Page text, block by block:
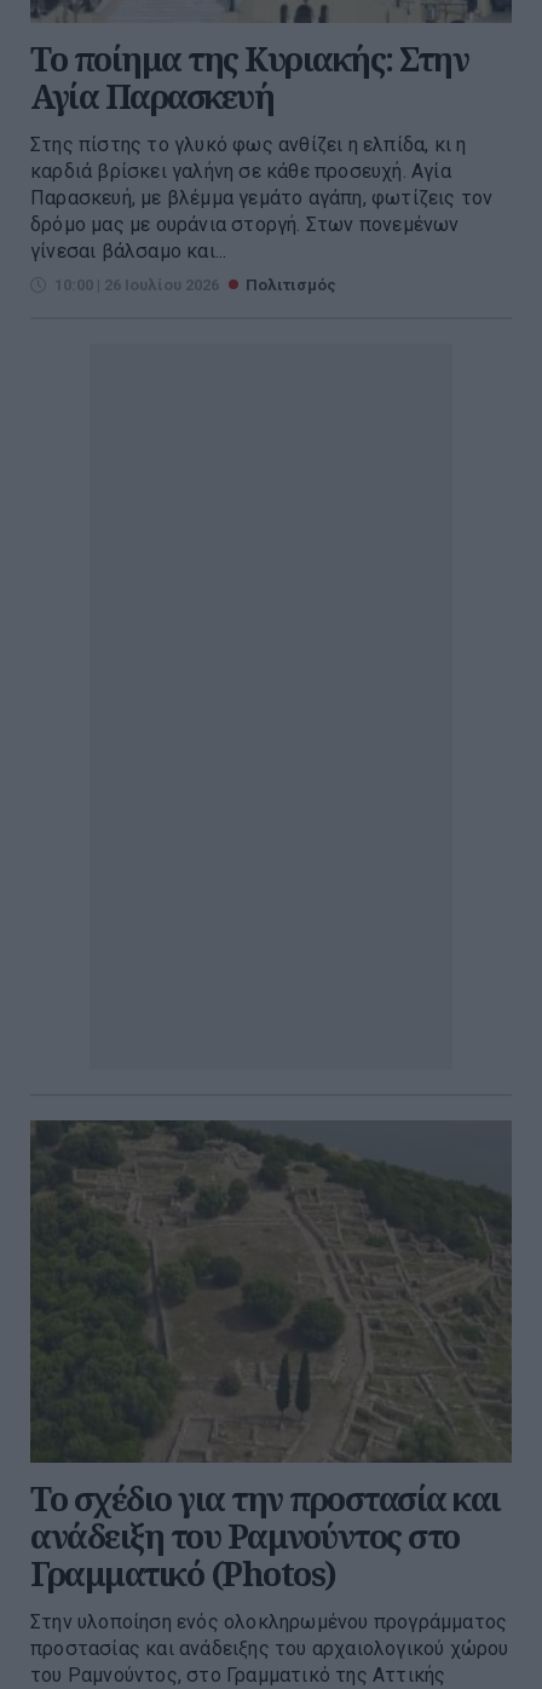
Το ποίημα της Κυριακής: Στην
Αγία Παρασκευή
Στης πίστης το γλυκό φως ανθίζει η ελπίδα, κι η
καρδιά βρίσκει γαλήνη σε κάθε προσευχή. Αγία
Παρασκευή, με βλέμμα γεμάτο αγάπη, φωτίζεις τον
δρόμο μας με ουράνια στοργή. Στων πονεμένων
γίνεσαι βάλσαμο και...
10:00 | 26 Ιουλίου 2026 Πολιτισμός
Το σχέδιο για την προστασία και
ανάδειξη του Ραμνούντος στο
Γραμματικό (Photos)
Στην υλοποίηση ενός ολοκληρωμένου προγράμματος
προστασίας και ανάδειξης του αρχαιολογικού χώρου
του Ραμνούντος, στο Γραμματικό της Αττικής